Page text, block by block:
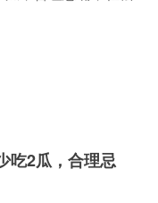
吃2瓜，合理忌